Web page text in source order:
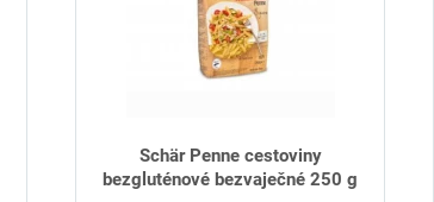
Schär Penne cestoviny
bezgluténové bezvaječné 250 g